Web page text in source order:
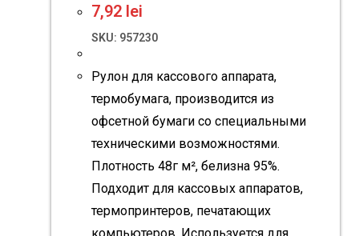
7,92 lei
SKU: 957230
Рулон для кассового аппарата,
термобумага, производится из
офсетной бумаги со специальными
техническими возможностями.
Плотность 48г м², белизна 95%.
Подходит для кассовых аппаратов,
термопринтеров, печатающих